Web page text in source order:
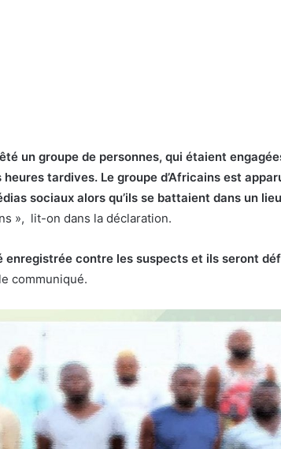
un groupe de personnes, qui étaient
tardives. Le groupe d’Africains est
sociaux alors qu’ils se battaient dans un
», lit-on dans la déclaration.
enregistrée contre les suspects et ils seront
communiqué.